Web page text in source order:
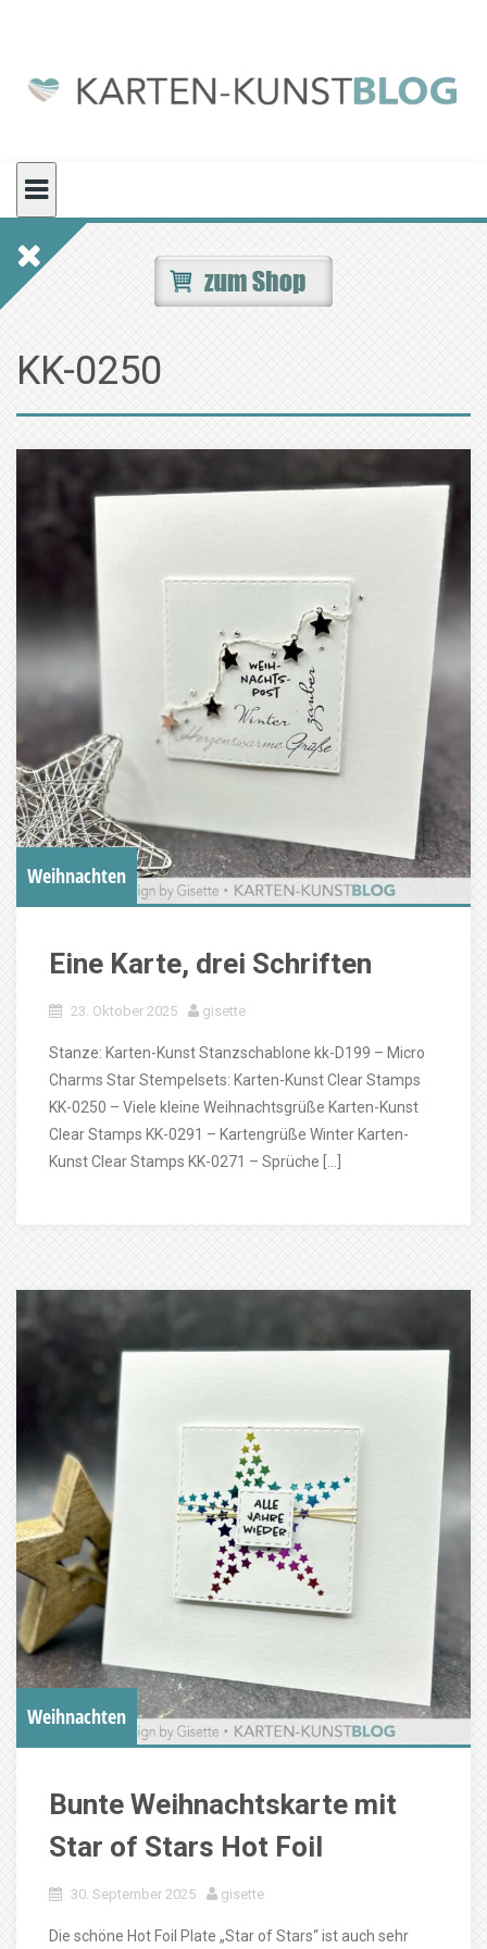
KK-0250
Weihnachten
Eine Karte, drei Schriften
23. Oktober 2025 gisette
Stanze: Karten-Kunst Stanzschablone kk-D199 – Micro
Charms Star Stempelsets: Karten-Kunst Clear Stamps
KK-0250 – Viele kleine Weihnachtsgrüße Karten-Kunst
Clear Stamps KK-0291 – Kartengrüße Winter Karten-
Kunst Clear Stamps KK-0271 – Sprüche […]
Weihnachten
Bunte Weihnachtskarte mit
Star of Stars Hot Foil
30. September 2025 gisette
Die schöne Hot Foil Plate „Star of Stars“ ist auch sehr